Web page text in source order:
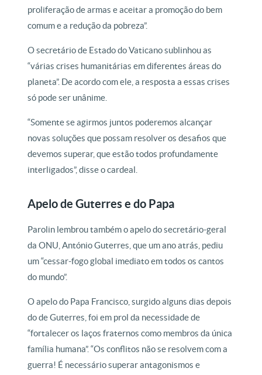
proliferação de armas e aceitar a promoção do bem
comum e a redução da pobreza”.
O secretário de Estado do Vaticano sublinhou as
“várias crises humanitárias em diferentes áreas do
planeta”. De acordo com ele, a resposta a essas crises
só pode ser unânime.
“Somente se agirmos juntos poderemos alcançar
novas soluções que possam resolver os desafios que
devemos superar, que estão todos profundamente
interligados”, disse o cardeal.
Apelo de Guterres e do Papa
Parolin lembrou também o apelo do secretário-geral
da ONU, António Guterres, que um ano atrás, pediu
um “cessar-fogo global imediato em todos os cantos
do mundo”.
O apelo do Papa Francisco, surgido alguns dias depois
do de Guterres, foi em prol da necessidade de
“fortalecer os laços fraternos como membros da única
família humana”. “Os conflitos não se resolvem com a
guerra! É necessário superar antagonismos e